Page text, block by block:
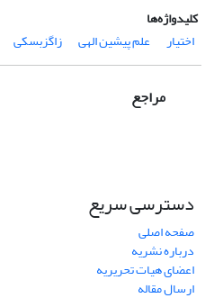
کلیدواژه‌ها
اختیار
علم پیشین الهی زاگزبسکی
مراجع
دسترسی سریع
صفحه اصلی
درباره نشریه
اعضای هیات تحریریه
ارسال مقاله